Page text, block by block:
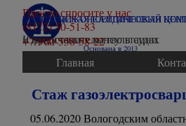
Перейти к контенту
ВОЛОГОДСКАЯ ЮРИДИЧЕСКАЯ
СЕВЕРНЫЙ КОНСАЛТИНГОВЫЙ
Юридические консультации
и представительство в судах
Просто спросите у нас
(8172) 50-51-83
+7-900-558-58-22Основана в 2013
Главная
Стаж
05.06.2020 Вологодским